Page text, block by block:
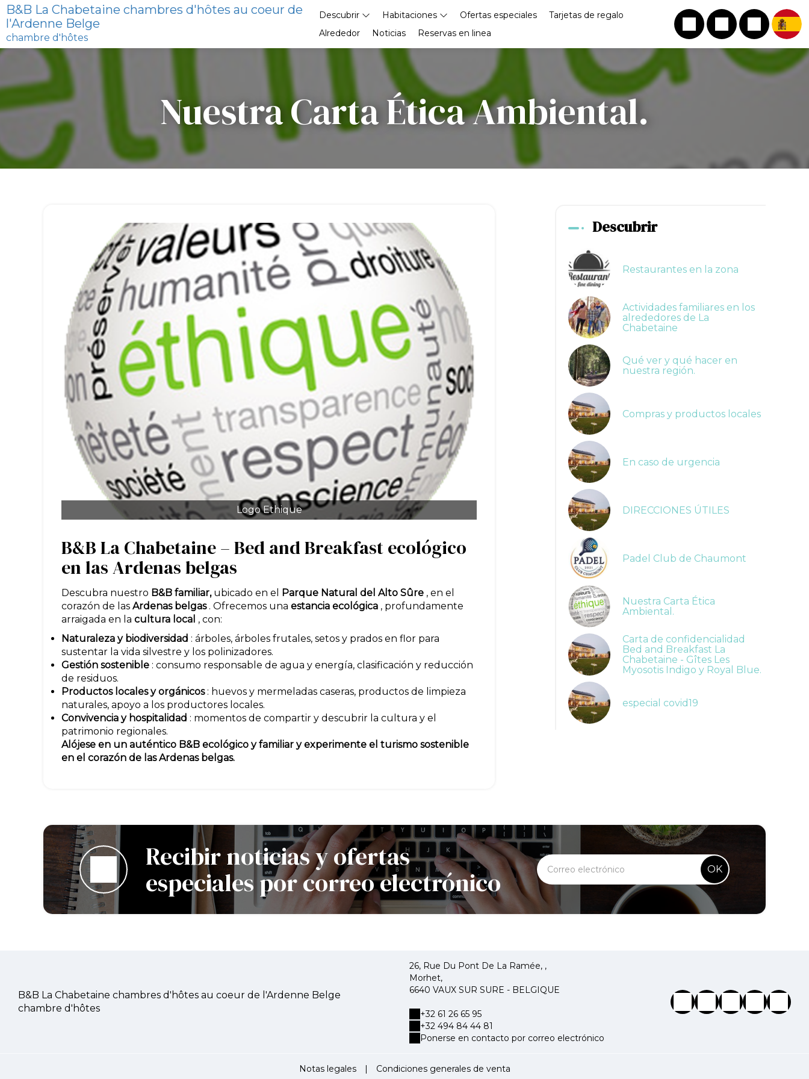
B&B La Chabetaine chambres d'hôtes au coeur de
l'Ardenne Belge
chambre d'hôtes
Descubrir Habitaciones Ofertas especiales
Tarjetas de regalo
Alrededor
Noticias Reservas en linea
Nuestra Carta Ética Ambiental.
Logo Ethique
B&B La Chabetaine – Bed and Breakfast ecológico
en las Ardenas belgas
Descubra nuestro B&B familiar,ubicado en el Parque Natural del Alto Sûre , en el
corazón de las Ardenas belgas. Ofrecemos una estancia ecológica , profundamente
arraigada en la cultura local , con:
Naturaleza y biodiversidad : árboles, árboles frutales, setos y prados en flor para
sustentar la vida silvestre y los polinizadores.
Gestión sostenible : consumo responsable de agua y energía, clasificación y reducción
de residuos.
Productos locales y orgánicos: huevos y mermeladas caseras, productos de limpieza
naturales, apoyo a los productores locales.
Convivencia y hospitalidad : momentos de compartir y descubrir la cultura y el
patrimonio regionales.
Alójese en un auténtico B&B ecológico y familiar y experimente el turismo sostenible
en el corazón de las Ardenas belgas.
Descubrir
Restaurantes en la zona
Actividades familiares en los
alrededores de La
Chabetaine
Qué ver y qué hacer en
nuestra región.
Compras y productos locales
En caso de urgencia
DIRECCIONES ÚTILES
Padel Club de Chaumont
Nuestra Carta Ética
Ambiental.
Carta de confidencialidad
Bed and Breakfast La
Chabetaine - Gîtes Les
Myosotis Indigo y Royal Blue.
especial covid19
Recibir noticias y ofertas
especiales por correo electrónico
OK
B&B La Chabetaine chambres d'hôtes au coeur de l'Ardenne Belge
chambre d'hôtes
26, Rue Du Pont De La Ramée, ,
Morhet,
6640 VAUX SUR SURE - BELGIQUE
+32 61 26 65 95
+32 494 84 44 81
Ponerse en contacto por correo electrónico
Notas legales | Condiciones generales de venta